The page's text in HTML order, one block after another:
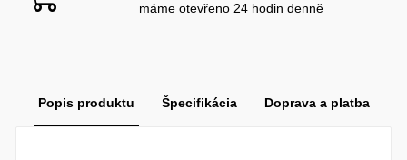
máme otevřeno 24 hodin denně
Popis produktu Špecifikácia Doprava a platba